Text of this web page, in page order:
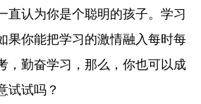
直认为你是个聪明的孩子。学习
果你能把学习的激情融入每时每
，勤奋学习，那么，你也可以成
试试吗？